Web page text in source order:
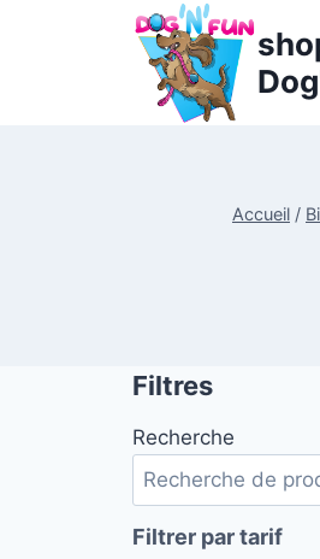
Accueil /
Filtres
Recherche
Filtrer par tarif